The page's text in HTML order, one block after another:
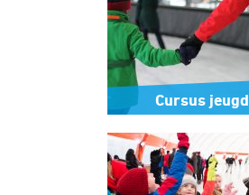
Cursus jeugd